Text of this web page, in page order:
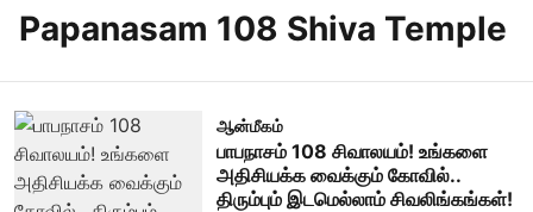
Papanasam 108 Shiva Temple
ஆன்மீகம்
பாபநாசம் 108 சிவாலயம்! உங்களை
அதிசியக்க வைக்கும் கோவில்..
திரும்பும் இடமெல்லாம் சிவலிங்கங்கள்!